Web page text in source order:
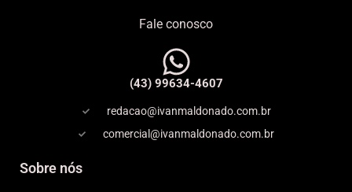
Fale conosco
(43) 99634-4607
redacao@ivanmaldonado.com.br
comercial@ivanmaldonado.com.br
Sobre nós